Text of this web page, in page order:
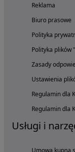
Reklama
Biuro prasowe
Polityka
Polityka plików
Zasady
Ustawienia
Regulamin dla
Regulamin dla
Usługi i
Umowa kupna